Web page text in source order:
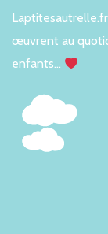
œuvrent au
enfants…